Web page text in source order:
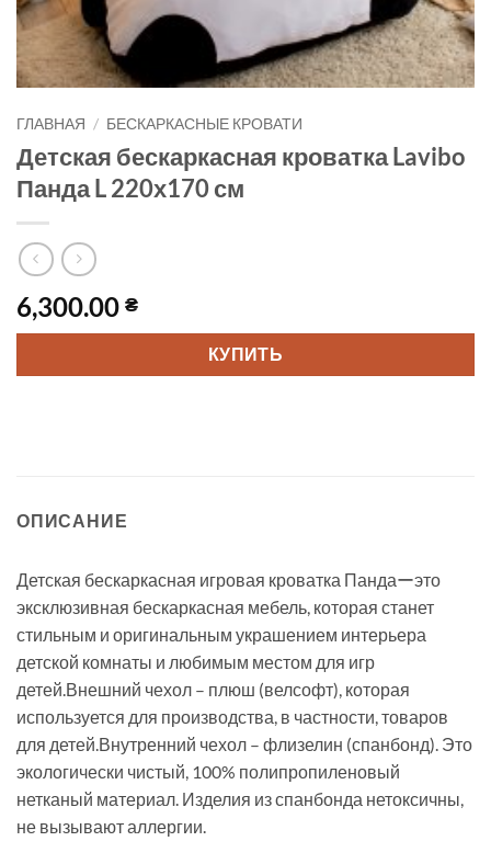
ГЛАВНАЯ / БЕСКАРКАСНЫЕ КРОВАТИ
Детская бескаркасная кроватка Lavibo
Панда L 220х170 см
6,300.00 ₴
КУПИТЬ
ОПИСАНИЕ
Детская бескаркасная игровая кроватка Пандаーэто
эксклюзивная бескаркасная мебель, которая станет
стильным и оригинальным украшением интерьера
детской комнаты и любимым местом для игр
детей.Внешний чехол – плюш (велсофт), которая
используется для производства, в частности, товаров
для детей.Внутренний чехол – флизелин (спанбонд). Это
экологически чистый, 100% полипропиленовый
нетканый материал. Изделия из спанбонда нетоксичны,
не вызывают аллергии.